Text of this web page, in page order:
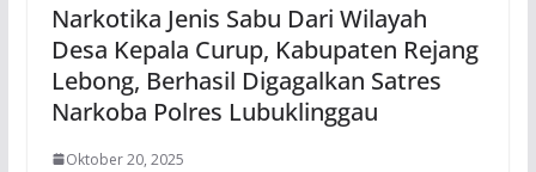
Narkotika Jenis Sabu Dari Wilayah
Desa Kepala Curup, Kabupaten Rejang
Lebong, Berhasil Digagalkan Satres
Narkoba Polres Lubuklinggau
Oktober 20, 2025